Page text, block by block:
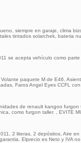
siempre en garaje, clima
tintados solarchek, bateria
se acepta vehículo como parte
paquete M de E46,
Faros Angel Eyes CCFL con
de renault kangoo furgon
como furgon taller. , EVITE
2 literas, 2 depósitos, Aire en
Elprecio es Neto y IVA